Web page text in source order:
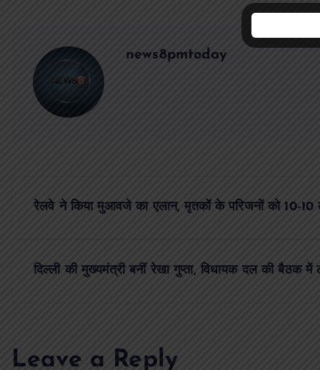
news8pmtoday
n
रेलवे ने किया मुआवजे का एलान, मृतकों के परिजनों को 10-
दिल्ली की मुख्यमंत्री बनीं रेखा गुप्ता, विधायक दल की बैठक
Leave a Reply